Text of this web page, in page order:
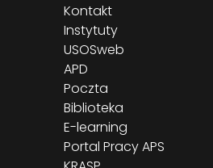
Kontakt
Instytuty
USOSweb
APD
Poczta
Biblioteka
E-learning
Portal Pracy APS